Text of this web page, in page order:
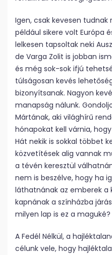
Igen, csak kevesen tudnak
például sikere volt Európa
lelkesen tapsoltak neki
de Varga Zolit is jobban
és még sok-sok ifjú
túlságosan kevés
bizonyítsanak. Nagyon
manapság nálunk.
Mártának, aki világhírű
hónapokat kell várnia,
Hát nekik is sokkal többet
közvetítések alig vannak
a tévén keresztül
nem is beszélve, hogy ha
láthatnának az emberek a
kapnának a színházba
milyen lap is ez a maguké?
A Fedél Nélkül, a
célunk vele, hogy